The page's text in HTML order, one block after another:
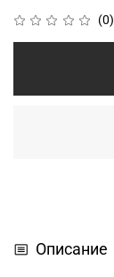
(0)
Описание